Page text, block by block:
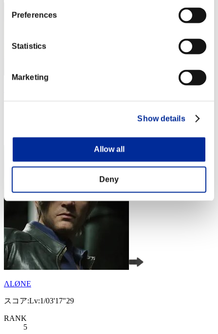
Preferences
Statistics
Marketing
Show details
Allow all
Deny
ΛLØNE
スコア:Lv:1/03'17"29
RANK
5